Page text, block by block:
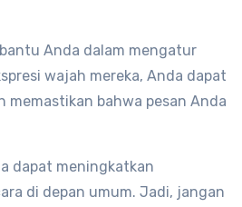
Anda dalam mengatur
wajah mereka, Anda dapat
memastikan bahwa pesan Anda
dapat meningkatkan
di depan umum. Jadi, jangan